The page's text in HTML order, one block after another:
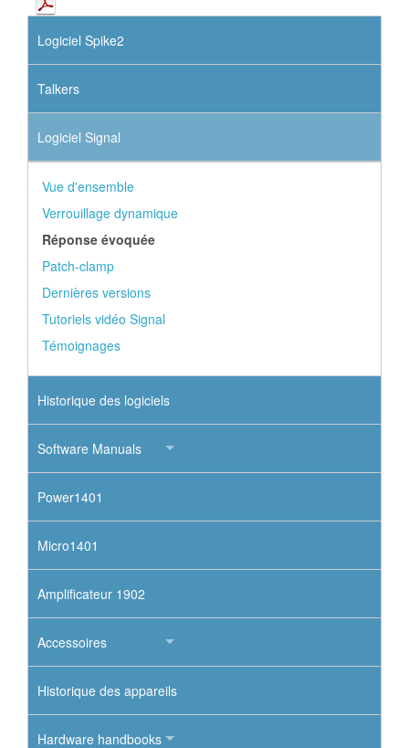
Logiciel Spike2
Talkers
Logiciel Signal
Vue d'ensemble
Verrouillage dynamique
Réponse évoquée
Patch-clamp
Dernières versions
Tutoriels vidéo Signal
Témoignages
Historique des logiciels
Software Manuals
Power1401
Micro1401
Amplificateur 1902
Accessoires
Historique des appareils
Hardware handbooks